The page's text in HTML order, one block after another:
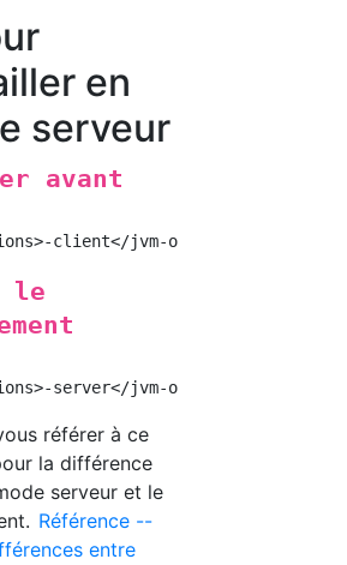
en
serveur
avant
le
référer à ce
la différence
serveur et le
Référence --
entre